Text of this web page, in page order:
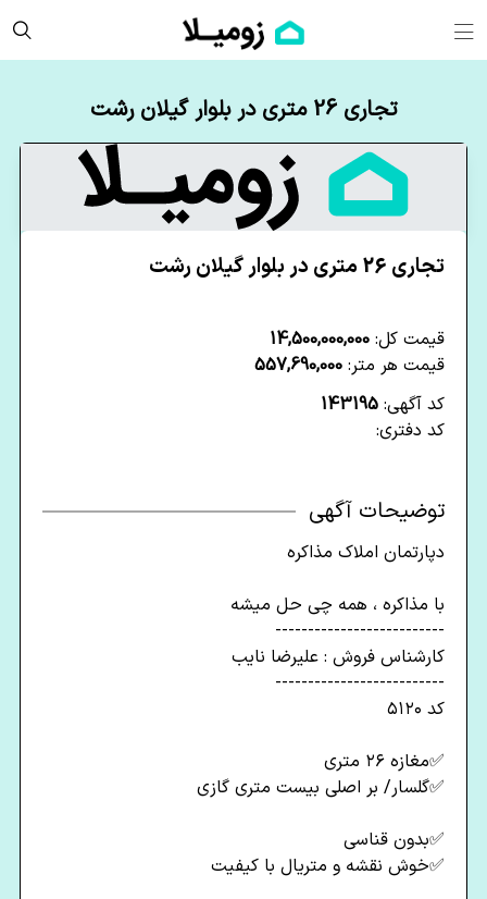
تجاری 26 متری در بلوار گیلان رشت
تجاری 26 متری در بلوار گیلان رشت
قیمت کل: 14,500,000,000
قیمت هر متر: 557,690,000
کد آگهی: 143195
کد دفتری:
توضیحات آگهی
دپارتمان املاک مذاکره
با مذاکره ، همه چی حل میشه
--------------------------
کارشناس فروش : علیرضا نایب
--------------------------
کد ۵۱۲۰
✅️️مغازه ۲۶ متری
✅️گلسار/ بر اصلی بیست متری گازی
✅️بدون قناسی
✅️خوش نقشه و متریال با کیفیت